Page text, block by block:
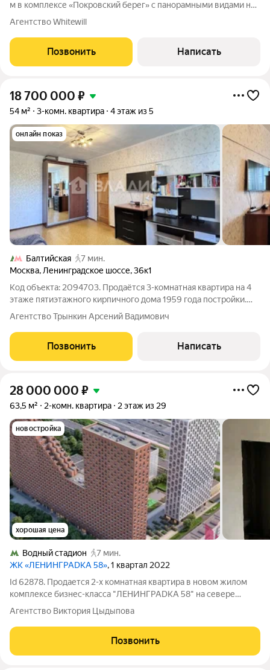
м в комплексе «Покровский берег» c панорамными видами на
парк Покровское-Стрешнево. Квартира расположена на 4
стиле. Высокие потолки,
Агентство Whitewill
Позвонить Написать
18 700 000 ₽
54 м² 3-комн. квартира 4 этаж из 5
онлайн показ
Балтийская
7 мин.
Москва, Ленинградское шоссе,36к1
Код объекта: 2094703. Продаётся 3-комнатная квартира на 4
этаже пятиэтажного кирпичного дома 1959 года постройки.
Общая площадь квартиры 54 м. Площадь комнат: 10 м, 17,3 м и
8,8 м. Кухня 5,7 м. Совмещённый санузел. Застекленный
балкон. Ремонт
Агентство Трынкин Арсений Вадимович
Позвонить Написать
28 000 000 ₽
63,5 м² 2-комн. квартира 2 этаж из 29
новостройка
хорошая цена
Водный стадион
7 мин.
ЖК «ЛЕНИНГРАDКА 58», 1 квартал 2022
Id 62878. Продается 2-х комнатная квартира в новом жилом
комплексе бизнес-класса "ЛЕНИНГРАDКА 58" на севере
Москвы. Подземный паркинг. Консьерж. Без отделки. Во дворе
дома на огороженной территории расположены детская и
спортивная площадки. Дом
Агентство Виктория Цыдыпова
Позвонить